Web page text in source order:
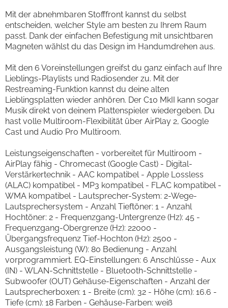
Mit der abnehmbaren Stofffront kannst du selbst
entscheiden, welcher Style am besten zu Ihrem Raum
passt. Dank der einfachen Befestigung mit unsichtbaren
Magneten wählst du das Design im Handumdrehen aus.
Mit den 6 Voreinstellungen greifst du ganz einfach auf Ihre
Lieblings-Playlists und Radiosender zu. Mit der
Restreaming-Funktion kannst du deine alten
Lieblingsplatten wieder anhören. Der C10 MkII kann sogar
Musik direkt von deinem Plattenspieler wiedergeben. Du
hast volle Multiroom-Flexibilität über AirPlay 2, Google
Cast und Audio Pro Multiroom.
Leistungseigenschaften - vorbereitet für Multiroom -
AirPlay fähig - Chromecast (Google Cast) - Digital-
Verstärkertechnik - AAC kompatibel - Apple Lossless
(ALAC) kompatibel - MP3 kompatibel - FLAC kompatibel -
WMA kompatibel - Lautsprecher-System: 2-Wege-
Lautsprechersystem - Anzahl Tieftöner: 1 - Anzahl
Hochtöner: 2 - Frequenzgang-Untergrenze (Hz): 45 -
Frequenzgang-Obergrenze (Hz): 22000 -
Übergangsfrequenz Tief-Hochton (Hz): 2500 -
Ausgangsleistung (W): 80 Bedienung - Anzahl
vorprogrammiert. EQ-Einstellungen: 6 Anschlüsse - Aux
(IN) - WLAN-Schnittstelle - Bluetooth-Schnittstelle -
Subwoofer (OUT) Gehäuse-Eigenschaften - Anzahl der
Lautsprecherboxen: 1 - Breite (cm): 32 - Höhe (cm): 16.6 -
Tiefe (cm): 18 Farben - Gehäuse-Farben: weiß